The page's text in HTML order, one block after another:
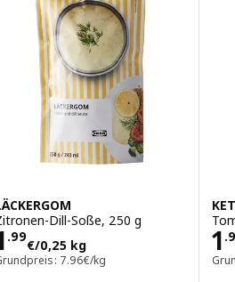
Dill-Soße, 250 g
.99
€/0,25 kg1.99€/0,25 kg
7.96€/kg
1 .